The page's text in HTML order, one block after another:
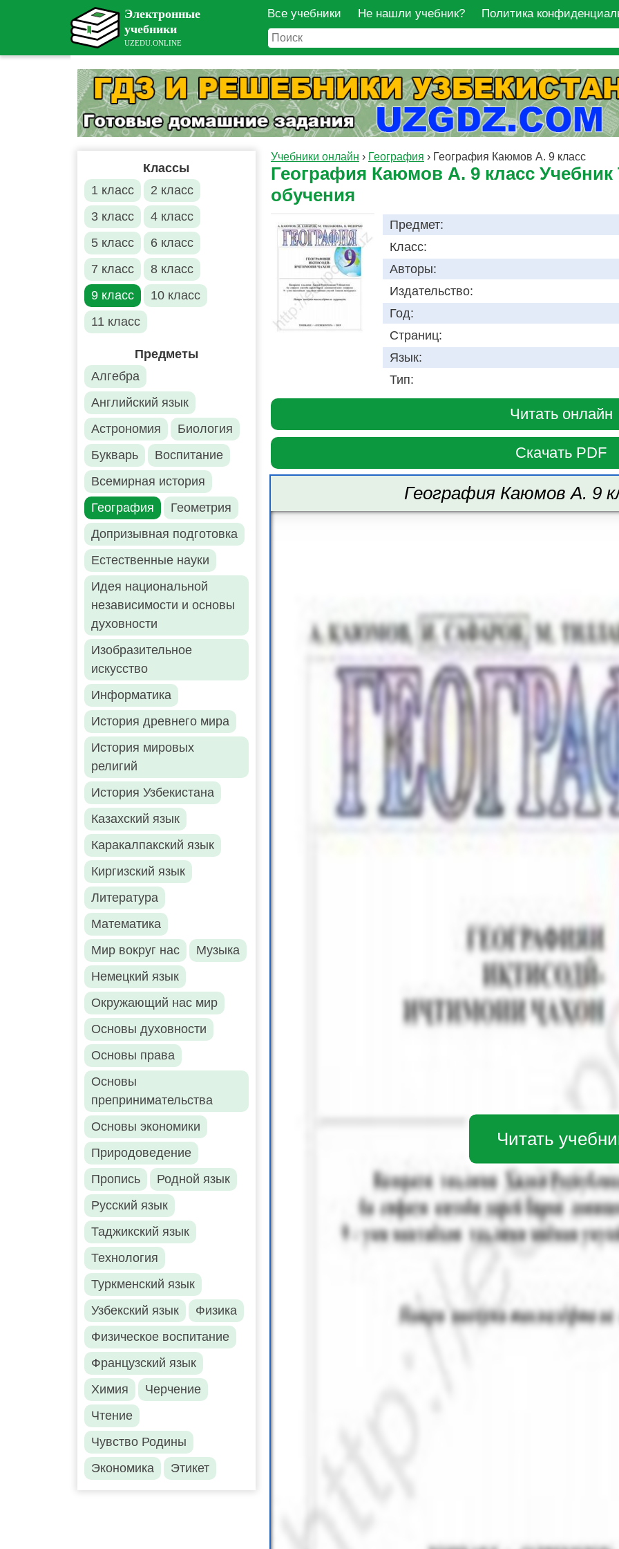
Все учебники Не нашли учебник? Политика
Классы
1 класс
2 класс
3 класс
4 класс
5 класс
6 класс
7 класс
8 класс
9 класс
10 класс
11 класс
Предметы
Алгебра
Английский язык
Астрономия
Биология
Букварь
Воспитание
Всемирная история
География
Геометрия
Допризывная подготовка
Естественные науки
Идея национальной
независимости и основы
духовности
Изобразительное
искусство
Информатика
История древнего мира
История мировых
религий
История Узбекистана
Казахский язык
Каракалпакский язык
Киргизский язык
Литература
Математика
Мир вокруг нас
Музыка
Немецкий язык
Окружающий нас мир
Основы духовности
Основы права
Основы
препринимательства
Основы экономики
Природоведение
Пропись
Родной язык
Русский язык
Таджикский язык
Технология
Туркменский язык
Узбекский язык
Физика
Физическое воспитание
Французский язык
Химия
Черчение
Чтение
Чувство Родины
Экономика
Этикет
Учебники онлайн › География › География Каюмов А. 9 класс
География Каюмов А. 9 класс
обучения
Предмет:
Класс:
Авторы:
Издательство:
Год:
Страниц:
Язык:
Тип:
Читать онлайн
Скачать PDF
География Каюмов А. 9
Читать